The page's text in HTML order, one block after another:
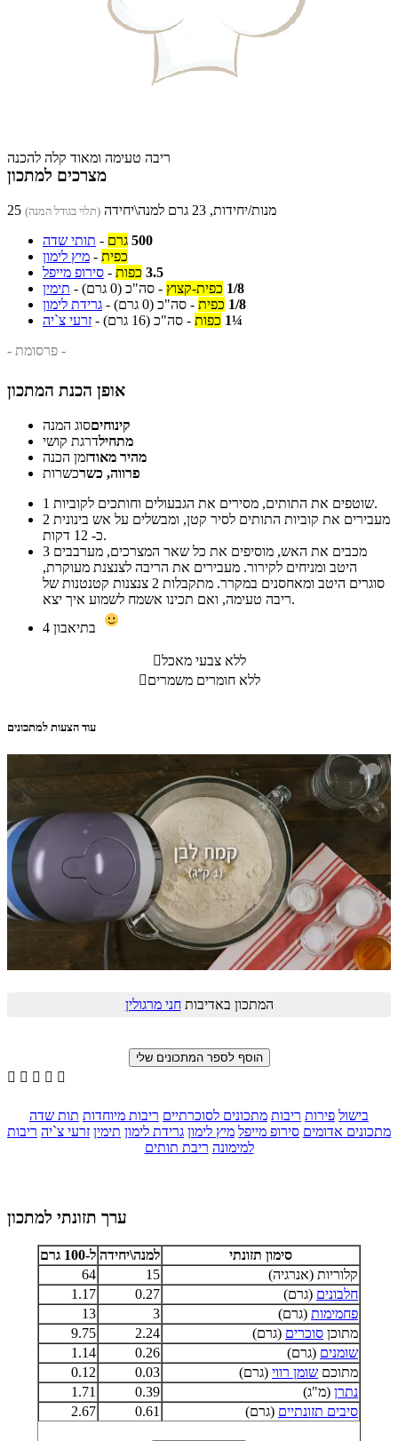
ריבה טעימה ומאוד קלה להכנה
מצרכים למתכון
25 מנות/יחידות, 23 גרם למנה\יחידה (תלוי בגודל המנה)
תותי שדה - 500 גרם
מיץ לימון - כפית
סירופ מייפל - 3.5 כפות
תימין - 1/8 כפית-קצוץ - סה"כ (0 גרם)
גרידת לימון - 1/8 כפית - סה"כ (0 גרם)
זרעי צ`יה - 1¼ כפות - סה"כ (16 גרם)
- פרסומת -
אופן הכנת המתכון
קינוחיםסוג המנה
מתחילדרגת קושי
מהיר מאודזמן הכנה
פרווה, כשרכשרות
1
שוטפים את התותים, מסירים את הגבעולים וחותכים לקוביות.
2
כ- 12 דקות.
3
היטב ומניחים לקירור. מעבירים את הריבה לצנצנת מעוקרת,
סוגרים היטב ומאחסנים במקרר. מתקבלות 2 צנצנות קטנטנות של
ריבה טעימה, ואם תכינו אשמח לשמוע איך יצא.
4
ללא צבעי מאכל
ללא חומרים משמרים
עוד הצעות למתכונים
המתכון באדיבותחני מרגולין
    
בישול פירות ריבות מתכונים לסוכרתיים ריבות מיוחדות תות שדה
מתכונים אדומים סירופ מייפל מיץ לימון גרידת לימון תימין זרעי צ`יה ריבות
למימונה ריבת תותים
ערך תזונתי למתכון
סימון תזונתי למנה\יחידה ל-100 גרם
קלוריות (אנרגיה)
15
64
חלבונים (גרם) 0.27
1.17
פחמימות (גרם) 3
13
מתוכן סוכרים (גרם) 2.24
9.75
שומנים (גרם) 0.26
1.14
מתוכם שומן רווי (גרם) 0.03
0.12
נתרן (מ"ג) 0.39
1.71
סיבים תזונתיים (גרם) 0.61
2.67